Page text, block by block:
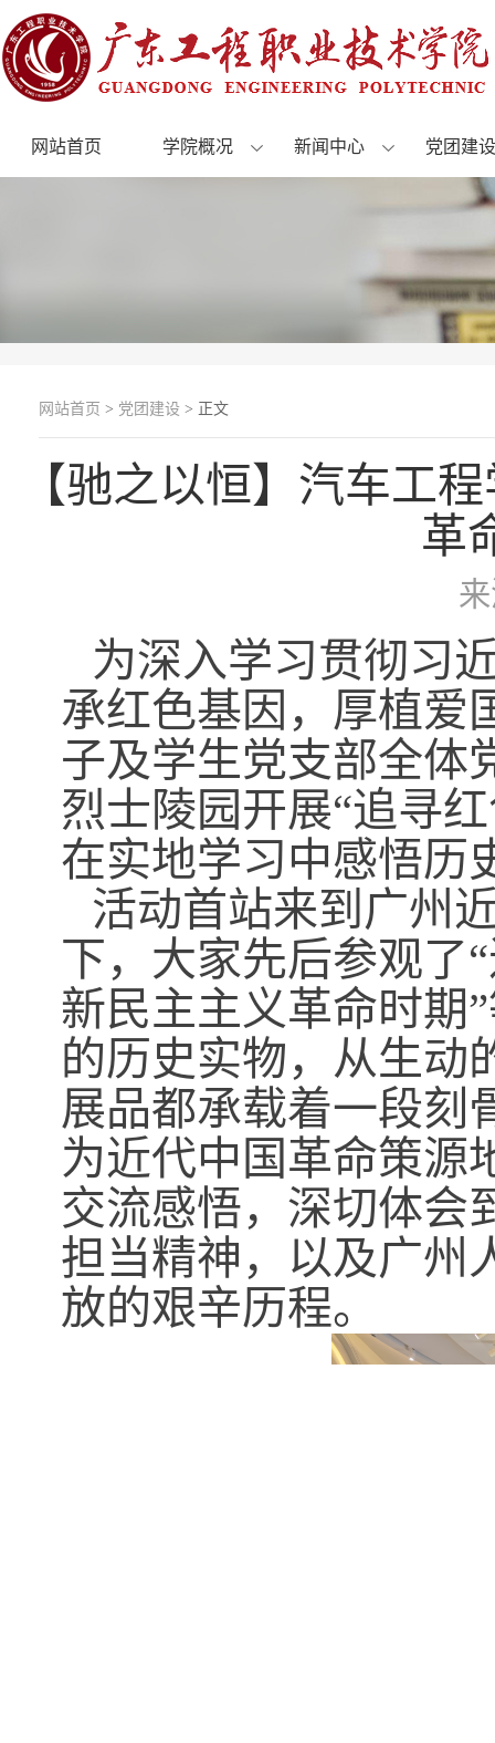
网站首页 学院概况 新闻中心 党团建设
网站首页 > 党团建设 > 正文
【驰之以恒】汽车工
革
为深入学习贯彻习
承红色基因，厚植爱
子及学生党支部全体
烈士陵园开展“追寻
在实地学习中感悟历
活动首站来到广州
下，大家先后参观了
新民主主义革命时期
的历史实物，从生动
展品都承载着一段刻
为近代中国革命策源
交流感悟，深切体会
担当精神，以及广州
放的艰辛历程。